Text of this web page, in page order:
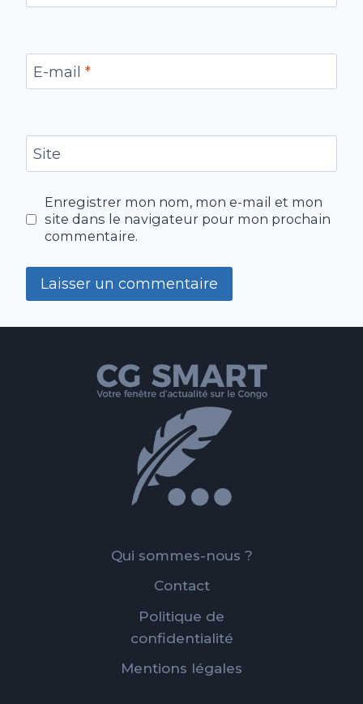
E-mail *
Site
Enregistrer mon nom, mon e-mail et mon
site dans le navigateur pour mon prochain
commentaire.
Qui sommes-nous ?
Contact
Politique de
confidentialité
Mentions légales